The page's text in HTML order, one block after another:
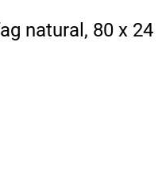
natural, 80 x 24